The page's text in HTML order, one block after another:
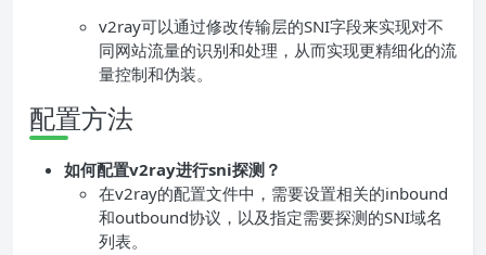
v2ray可以通过修改传输层的SNI字段来实现对不
同网站流量的识别和处理，从而实现更精细化的流
量控制和伪装。
配置方法
如何配置v2ray进行sni探测？
在v2ray的配置文件中，需要设置相关的inbound
和outbound协议，以及指定需要探测的SNI域名
列表。